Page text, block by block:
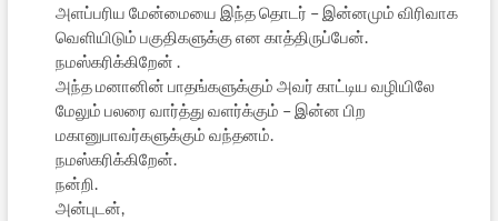
அளப்பரிய மேன்மையை இந்த தொடர் – இன்னமும் விரிவாக
வெளியிடும் பகுதிகளுக்கு என காத்திருப்பேன்.
நமஸ்கரிக்கிறேன் .
அந்த மனானின் பாதங்களுக்கும் அவர் காட்டிய வழியிலே
மேலும் பலரை வார்த்து வளர்க்கும் – இன்ன பிற
மகானுபாவர்களுக்கும் வந்தனம்.
நமஸ்கரிக்கிறேன்.
நன்றி.
அன்புடன்,